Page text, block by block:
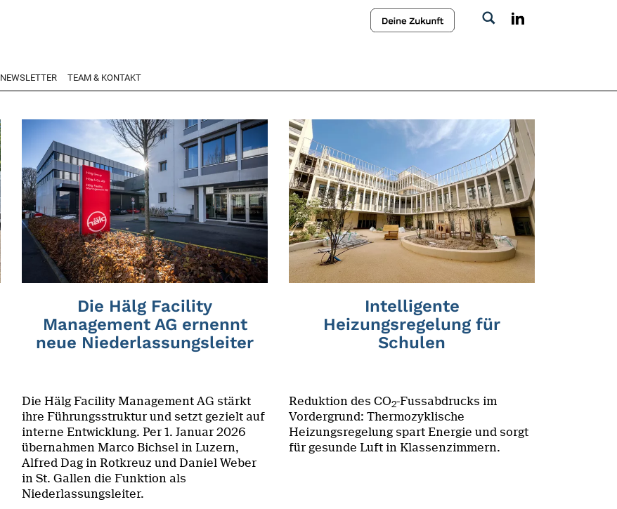
NEWSLETTER TEAM & KONTAKT
Die Hälg Facility
Management AG ernennt
neue Niederlassungsleiter
Die Hälg Facility Management AG stärkt
ihre Führungsstruktur und setzt gezielt auf
interne Entwicklung. Per 1. Januar 2026
übernahmen Marco Bichsel in Luzern,
Alfred Dag in Rotkreuz und Daniel Weber
in St. Gallen die Funktion als
Niederlassungsleiter.
Intelligente
Heizungsregelung für
Schulen
Reduktion des CO2-Fussabdrucks im
Vordergrund: Thermozyklische
Heizungsregelung spart Energie und sorgt
für gesunde Luft in Klassenzimmern.